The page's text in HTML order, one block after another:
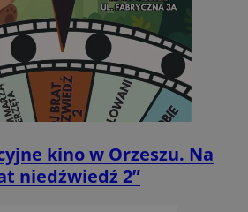
kino w Orzeszu. Na
niedźwiedź 2”